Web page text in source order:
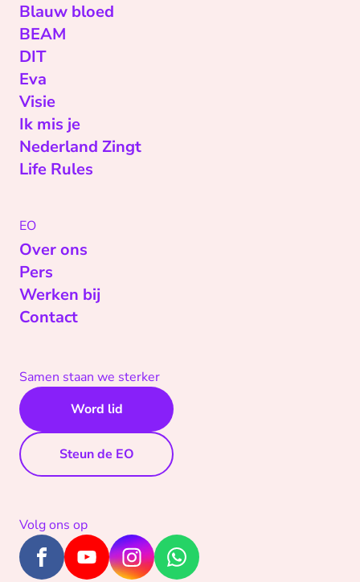
Blauw bloed
BEAM
DIT
Eva
Visie
Ik mis je
Nederland Zingt
Life Rules
EO
Over ons
Pers
Werken bij
Contact
Samen staan we sterker
Word lid
Steun de EO
Volg ons op